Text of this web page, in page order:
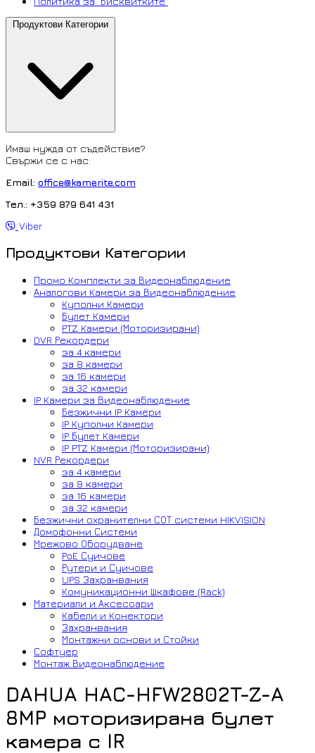
Продуктови Категории
Имаш нужда от съдействие?
Свържи се с нас:
Email: office@kamerite.com
Тел.: +359 879 641 431
Viber
Продуктови Категории
Промо Комплекти за Видеонаблюдение
Аналогови Камери за Видеонаблюдение
Куполни Камери
Булет Камери
PTZ Камери (Моторизирани)
DVR Рекордери
за 4 камери
за 8 камери
за 16 камери
за 32 камери
IP Камери за Видеонаблюдение
Безжични IP Камери
IP Куполни Камери
IP Булет Камери
IP PTZ Камери (Моторизирани)
NVR Рекордери
за 4 камери
за 8 камери
за 16 камери
за 32 камери
Безжични охранителни СОТ системи HIKVISION
Домофонни Системи
Мрежово Оборудване
PoE Суичове
Рутери и Суичове
UPS Захранвания
Комуникационни Шкафове (Rack)
Материали и Аксесоари
Кабели и Конектори
Захранвания
Монтажни основи и Стойки
Софтуер
Монтаж Видеонаблюдение
DAHUA HAC-HFW2802T-Z-A
8MP моторизирана булет
камера с IR